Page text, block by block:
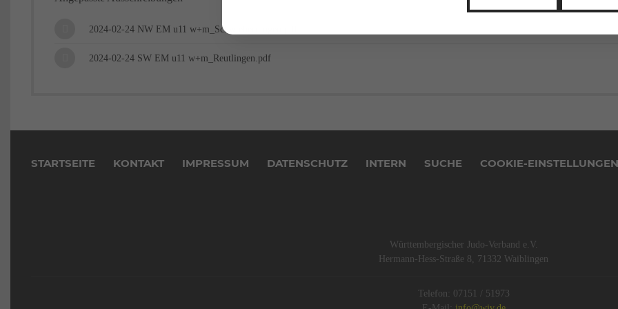
2024-02-24 NW EM u11 w+m_Schwieberdingen.pdf
2024-02-24 SW EM u11 w+m_Reutlingen.pdf
STARTSEITE KONTAKT IMPRESSUM DATENSCHUTZ INTERN SUCHE COOKIE-EINSTELLUNGEN
Württembergischer Judo-Verband e.V.
Hermann-Hess-Straße 8, 71332 Waiblingen
Telefon: 07151 / 51973